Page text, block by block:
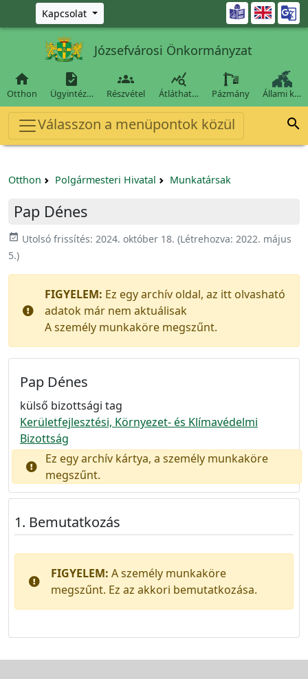
Ugrás a fő tartalomra
Kapcsolat 
Józsefvárosi Önkormányzat

Otthon

Ügyintéz…

Részvétel

Átláthat… Pázmány Állami k…
Válasszon a menüpontok közül 
Otthon Polgármesteri Hivatal Munkatársak
Pap Dénes
event_available Utolsó frissítés: 2024. október 18. (Létrehozva: 2022. május
5.)
FIGYELEM: Ez egy archív oldal, az itt olvasható
adatok már nem aktuálisak
A személy munkaköre megszűnt.
Pap Dénes
külső bizottsági tag
Kerületfejlesztési, Környezet- és Klímavédelmi
Bizottság
Ez egy archív kártya, a személy munkaköre
megszűnt.
Bemutatkozás
FIGYELEM: A személy munkaköre
megszűnt. Ez az akkori bemutatkozása.